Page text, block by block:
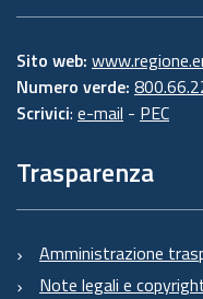
Sito web:
Numero verde:
Scrivici: e-mail - PEC
Trasparenza
Amministrazione
Note legali e